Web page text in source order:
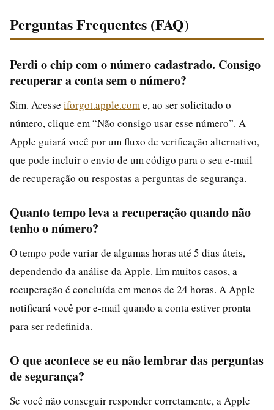
Perguntas Frequentes (FAQ)
Perdi o chip com o número cadastrado. Consigo
recuperar a conta sem o número?
Sim. Acesse iforgot.apple.com e, ao ser solicitado o
número, clique em “Não consigo usar esse número”. A
Apple guiará você por um fluxo de verificação alternativo,
que pode incluir o envio de um código para o seu e-mail
de recuperação ou respostas a perguntas de segurança.
Quanto tempo leva a recuperação quando não
tenho o número?
O tempo pode variar de algumas horas até 5 dias úteis,
dependendo da análise da Apple. Em muitos casos, a
recuperação é concluída em menos de 24 horas. A Apple
notificará você por e-mail quando a conta estiver pronta
para ser redefinida.
O que acontece se eu não lembrar das perguntas
de segurança?
Se você não conseguir responder corretamente, a Apple